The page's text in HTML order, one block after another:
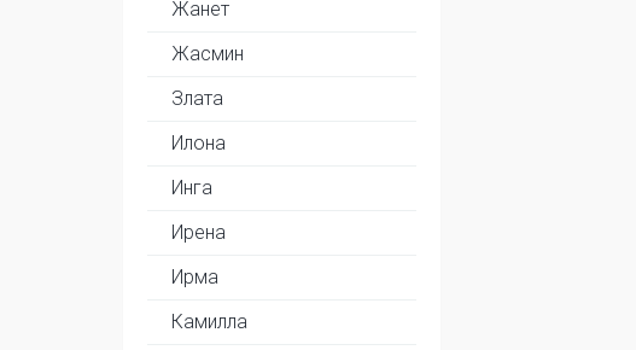
Жанет
Жасмин
Злата
Илона
Инга
Ирена
Ирма
Камилла